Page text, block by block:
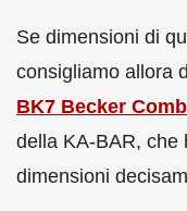
Se dimensioni di
consigliamo allora
BK7 Becker
della KA-BAR, che
dimensioni